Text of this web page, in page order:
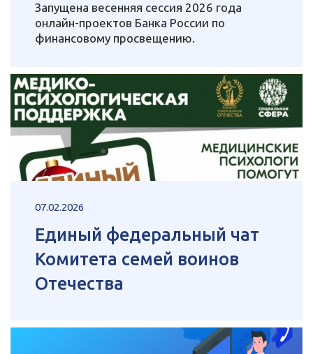
Запущена весенняя сессия 2026 года
онлайн-проектов Банка России по
финансовому просвещению.
07.02.2026
Единый федеральный чат
Комитета семей воинов
Отечества